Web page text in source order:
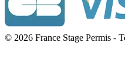
© 2026 France Stage Permis -